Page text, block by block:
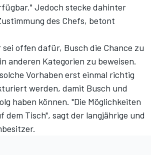
Jedoch stecke dahinter
des Chefs, betont
sei offen dafür, Busch die Chance zu
anderen Kategorien zu beweisen.
Vorhaben erst einmal richtig
werden, damit Busch und
haben können. "Die Möglichkeiten
dem Tisch", sagt der langjährige und